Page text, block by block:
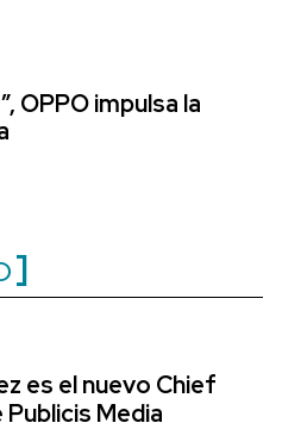
OPPO impulsa la
es el nuevo Chief
Media